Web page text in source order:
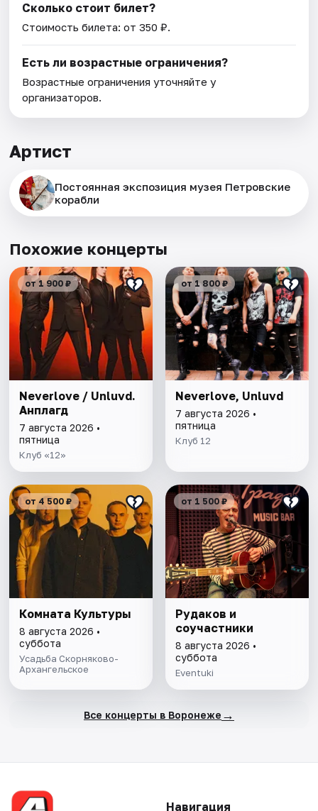
Сколько стоит билет?
Стоимость билета: от 350 ₽.
Есть ли возрастные ограничения?
Возрастные ограничения уточняйте у
организаторов.
Артист
Постоянная экспозиция музея Петровские
корабли
Похожие концерты
от 1 900 ₽
Neverlove / Unluvd.
Анплагд
7 августа 2026 •
пятница
Клуб «12»
от 1 800 ₽
Neverlove, Unluvd
7 августа 2026 •
пятница
Клуб 12
от 4 500 ₽
Комната Культуры
8 августа 2026 •
суббота
Усадьба Скорняково-
Архангельское
от 1 500 ₽
Рудаков и
соучастники
8 августа 2026 •
суббота
Eventuki
Все концерты в Воронеже →
Навигация